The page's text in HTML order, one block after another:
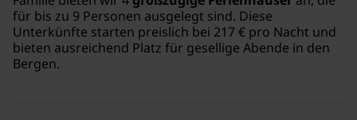
für bis zu 9 Personen ausgelegt sind. Diese
Unterkünfte starten preislich bei 217 € pro Nacht und
bieten ausreichend Platz für gesellige Abende in den
Bergen.